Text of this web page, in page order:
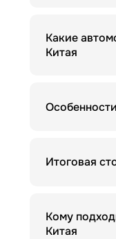
Какие
Китая
Итоговая
Кому
Китая